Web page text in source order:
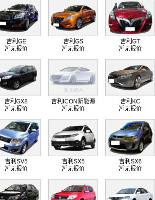
吉利GE
暂无报价
吉利GS
暂无报价
吉利GT
暂无报价
吉利GX8
暂无报价
吉利ICON新能源
暂无报价
吉利KC
暂无报价
吉利SV5
暂无报价
吉利SX5
暂无报价
吉利SX6
暂无报价